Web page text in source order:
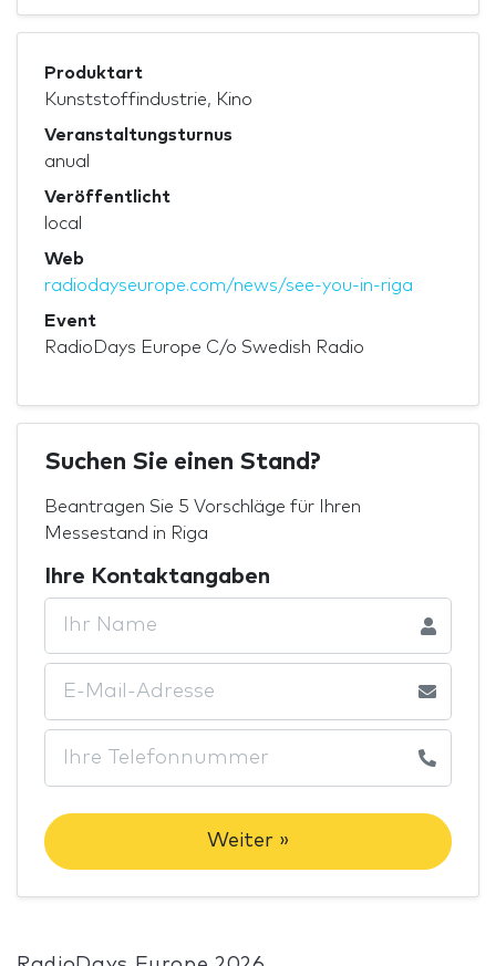
Produktart
Kunststoffindustrie, Kino
Veranstaltungsturnus
anual
Veröffentlicht
local
Web
radiodayseurope.com/news/see-you-in-riga
Event
RadioDays Europe C/o Swedish Radio
Suchen Sie einen Stand?
Beantragen Sie 5 Vorschläge für Ihren
Messestand in Riga
Ihre Kontaktangaben
Weiter »